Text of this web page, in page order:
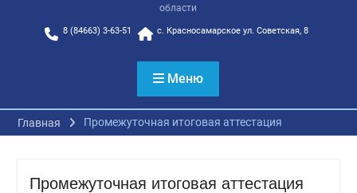
области
8 (84663) 3-63-51 с. Красносамарское ул. Советская, 8
Меню
Главная Промежуточная итоговая аттестация
Промежуточная итоговая аттестация